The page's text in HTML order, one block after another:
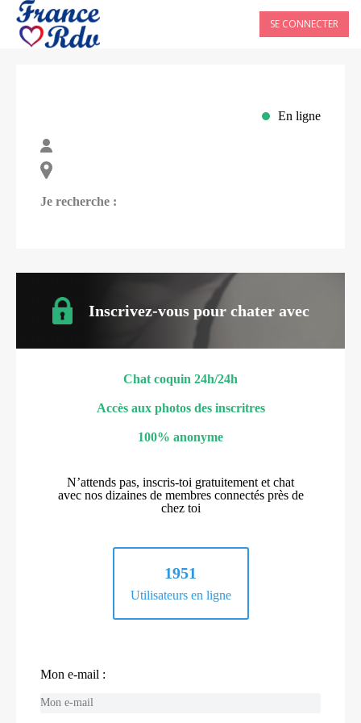
SE CONNECTER
En ligne
Je recherche :
Inscrivez-vous pour chater avec
Chat coquin 24h/24h
Accès aux photos des inscritres
100% anonyme
N’attends pas, inscris-toi gratuitement et chat
avec nos dizaines de membres connectés près de
chez toi
1951
Utilisateurs en ligne
Mon e-mail :